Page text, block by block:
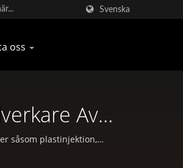
Svenska
oss
Av
såsom plastinjektion,